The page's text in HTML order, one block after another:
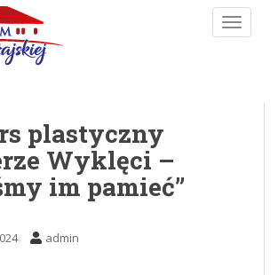
plastyczny
Wyklęci –
im pamieć”
admin